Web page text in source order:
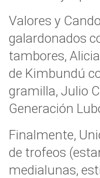
Valores y
galardonados
tambores,
de Kimbundú
gramilla, Julio
Generación
Finalmente,
de trofeos
medialunas,